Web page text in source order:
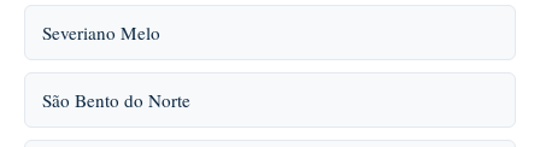
Severiano Melo
São Bento do Norte